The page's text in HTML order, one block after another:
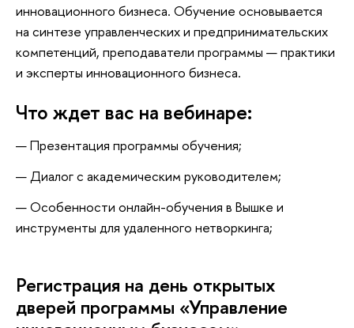
инновационного бизнеса. Обучение основывается
на синтезе управленческих и предпринимательских
компетенций, преподаватели программы — практики
и эксперты инновационного бизнеса.
Что ждет вас на вебинаре:
Презентация программы обучения;
Диалог с академическим руководителем;
Особенности онлайн-обучения в Вышке и
инструменты для удаленного нетворкинга;
Регистрация на день открытых
дверей программы «Управление